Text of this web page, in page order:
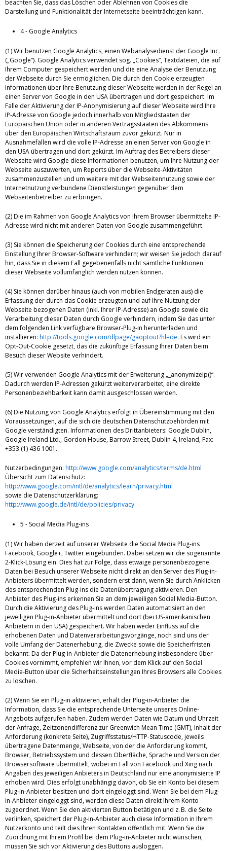
beachten Sie, dass das Löschen oder Ablehnen von Cookies die
Darstellung und Funktionalität der Internetseite beeinträchtigen kann.
4 - Google Analytics
(1) Wir benutzen Google Analytics, einen Webanalysedienst der Google Inc.
(„Google“). Google Analytics verwendet sog. „Cookies“, Textdateien, die auf
Ihrem Computer gespeichert werden und die eine Analyse der Benutzung
der Webseite durch Sie ermöglichen. Die durch den Cookie erzeugten
Informationen über Ihre Benutzung dieser Webseite werden in der Regel an
einen Server von Google in den USA übertragen und dort gespeichert. Im
Falle der Aktivierung der IP-Anonymisierung auf dieser Webseite wird Ihre
IP-Adresse von Google jedoch innerhalb von Mitgliedstaaten der
Europäischen Union oder in anderen Vertragsstaaten des Abkommens
über den Europäischen Wirtschaftsraum zuvor gekürzt. Nur in
Ausnahmefällen wird die volle IP-Adresse an einen Server von Google in
den USA übertragen und dort gekürzt. Im Auftrag des Betreibers dieser
Webseite wird Google diese Informationen benutzen, um Ihre Nutzung der
Webseite auszuwerten, um Reports über die Webseite-Aktivitäten
zusammenzustellen und um weitere mit der Webseitennutzung sowie der
Internetnutzung verbundene Dienstleistungen gegenüber dem
Webseitenbetreiber zu erbringen.
(2) Die im Rahmen von Google Analytics von Ihrem Browser übermittelte IP-
Adresse wird nicht mit anderen Daten von Google zusammengeführt.
(3) Sie können die Speicherung der Cookies durch eine entsprechende
Einstellung Ihrer Browser-Software verhindern; wir weisen Sie jedoch darauf
hin, dass Sie in diesem Fall gegebenenfalls nicht sämtliche Funktionen
dieser Webseite vollumfänglich werden nutzen können.
(4) Sie können darüber hinaus (auch von mobilen Endgeräten aus) die
Erfassung der durch das Cookie erzeugten und auf Ihre Nutzung der
Webseite bezogenen Daten (inkl. Ihrer IP-Adresse) an Google sowie die
Verarbeitung dieser Daten durch Google verhindern, indem Sie das unter
dem folgenden Link verfügbare Browser-Plug-in herunterladen und
installieren: http://tools.google.com/dlpage/gaoptout?hl=de. Es wird ein
Opt-Out-Cookie gesetzt, das die zukünftige Erfassung Ihrer Daten beim
Besuch dieser Website verhindert.
(5) Wir verwenden Google Analytics mit der Erweiterung „_anonymizeIp()“.
Dadurch werden IP-Adressen gekürzt weiterverarbeitet, eine direkte
Personenbeziehbarkeit kann damit ausgeschlossen werden.
(6) Die Nutzung von Google Analytics erfolgt in Übereinstimmung mit den
Voraussetzungen, auf die sich die deutschen Datenschutzbehörden mit
Google verständigten. Informationen des Drittanbieters: Google Dublin,
Google Ireland Ltd., Gordon House, Barrow Street, Dublin 4, Ireland, Fax:
+353 (1) 436 1001.
Nutzerbedingungen: http://www.google.com/analytics/terms/de.html
Übersicht zum Datenschutz:
http://www.google.com/intl/de/analytics/learn/privacy.html
sowie die Datenschutzerklärung:
http://www.google.de/intl/de/policies/privacy
5 - Social Media Plug-ins
(1) Wir haben derzeit auf unserer Webseite die Social Media Plug-ins
Facebook, Google+, Twitter eingebunden. Dabei setzen wir die sogenannte
2-Klick-Lösung ein. Dies hat zur Folge, dass etwaige personenbezogene
Daten bei Besuch unserer Webseite nicht direkt an den Server des Plug-in-
Anbieters übermittelt werden, sondern erst dann, wenn Sie durch Anklicken
des entsprechenden Plug-ins die Datenübertragung aktivieren. Den
Anbieter des Plug-ins erkennen Sie an dem jeweiligen Social Media-Button.
Durch die Aktivierung des Plug-ins werden Daten automatisiert an den
jeweiligen Plug-in-Anbieter übermittelt und dort (bei US-amerikanischen
Anbietern in den USA) gespeichert. Wir haben weder Einfluss auf die
erhobenen Daten und Datenverarbeitungsvorgänge, noch sind uns der
volle Umfang der Datenerhebung, die Zwecke sowie die Speicherfristen
bekannt. Da der Plug-in-Anbieter die Datenerhebung insbesondere über
Cookies vornimmt, empfehlen wir Ihnen, vor dem Klick auf den Social
Media-Button über die Sicherheitseinstellungen Ihres Browsers alle Cookies
zu löschen.
(2) Wenn Sie ein Plug-in aktivieren, erhält der Plug-in-Anbieter die
Information, dass Sie die entsprechende Unterseite unseres Online-
Angebots aufgerufen haben. Zudem werden Daten wie Datum und Uhrzeit
der Anfrage, Zeitzonendifferenz zur Greenwich Mean Time (GMT), Inhalt der
Anforderung (konkrete Seite), Zugriffsstatus/HTTP-Statuscode, jeweils
übertragene Datenmenge, Webseite, von der die Anforderung kommt,
Browser, Betriebssystem und dessen Oberfläche, Sprache und Version der
Browsersoftware übermittelt, wobei im Fall von Facebook und Xing nach
Angaben des jeweiligen Anbieters in Deutschland nur eine anonymisierte IP
erhoben wird. Dies erfolgt unabhängig davon, ob Sie ein Konto bei diesem
Plug-in-Anbieter besitzen und dort eingeloggt sind. Wenn Sie bei dem Plug-
in-Anbieter eingeloggt sind, werden diese Daten direkt Ihrem Konto
zugeordnet. Wenn Sie den aktivierten Button betätigen und z. B. die Seite
verlinken, speichert der Plug-in-Anbieter auch diese Information in Ihrem
Nutzerkonto und teilt dies Ihren Kontakten öffentlich mit. Wenn Sie die
Zuordnung mit Ihrem Profil bei dem Plug-in-Anbieter nicht wünschen,
müssen Sie sich vor Aktivierung des Buttons ausloggen.